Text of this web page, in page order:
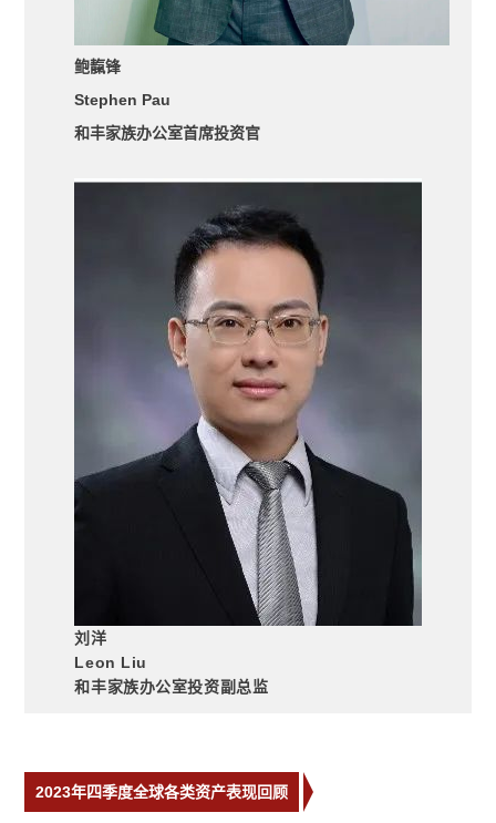
鲍靝锋
Stephen Pau
和丰家族办公室首席投资官
刘洋
Leon Liu
和丰家族办公室投资副总监
2023年四季度全球各类资产表现回顾